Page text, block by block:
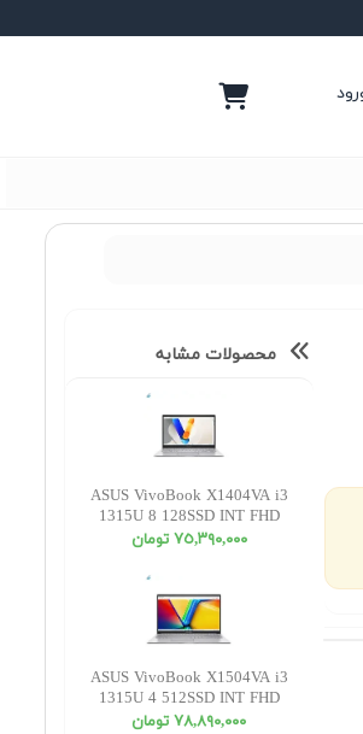
محصولات مشابه
ASUS VivoBook X1404VA i3
1315U 8 128SSD INT FHD
٧٥,٣٩٠,٠٠٠ تومان
ASUS VivoBook X1504VA i3
1315U 4 512SSD INT FHD
٧٨,٨٩٠,٠٠٠ تومان